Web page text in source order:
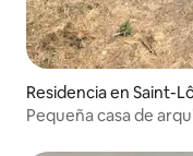
Residencia en Saint-
Pequeña casa de